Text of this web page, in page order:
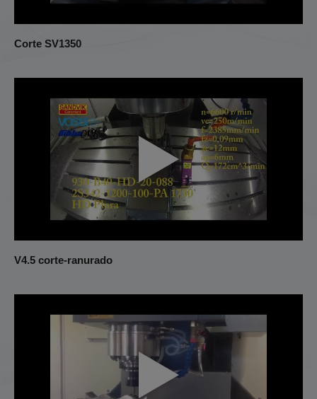
Corte SV1350
V4.5 corte-ranurado